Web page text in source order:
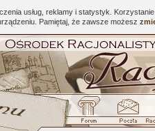
usług, reklamy i statystyk.
Pamiętaj, że zawsze możesz